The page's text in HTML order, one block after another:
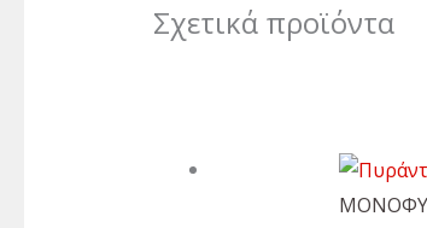
Σχετικά προϊόντα